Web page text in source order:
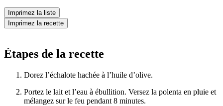
Imprimez la liste
Imprimez la recette
Étapes de la recette
Dorez l’échalote hachée à l’huile d’olive.
Portez le lait et l’eau à ébullition. Versez la polenta en pluie et
mélangez sur le feu pendant 8 minutes.